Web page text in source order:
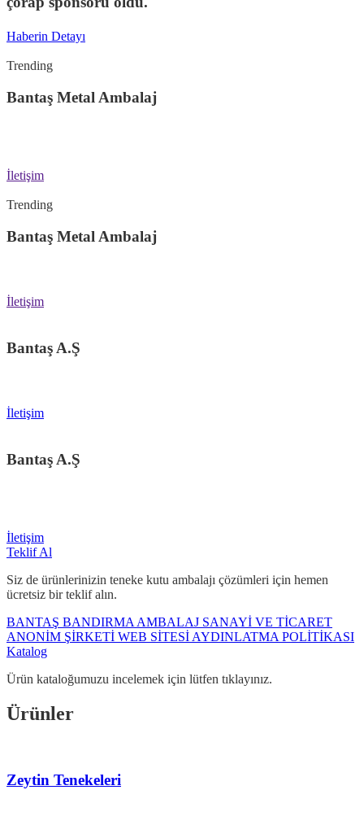
Haberin Detayı
Trending
Bantaş Metal Ambalaj
İletişim
Trending
Bantaş Metal Ambalaj
İletişim
Bantaş A.Ş
İletişim
Bantaş A.Ş
İletişim
Teklif Al
Siz de ürünlerinizin teneke kutu ambalajı çözümleri için hemen
ücretsiz bir teklif alın.
BANTAŞ BANDIRMA AMBALAJ SANAYİ VE TİCARET
ANONİM ŞİRKETİ WEB SİTESİ AYDINLATMA POLİTİKASI
Katalog
Ürün kataloğumuzu incelemek için lütfen tıklayınız.
Ürünler
Zeytin Tenekeleri